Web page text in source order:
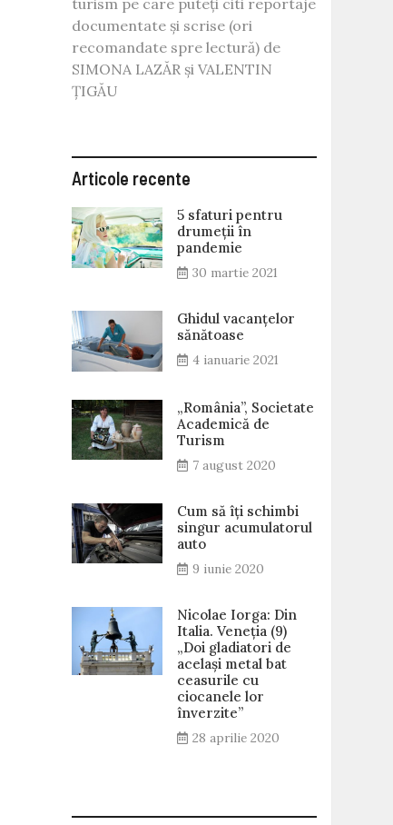
turism pe care puteți citi reportaje
documentate și scrise (ori
recomandate spre lectură) de
SIMONA LAZĂR și VALENTIN
ȚIGĂU
Articole recente
5 sfaturi pentru
drumeții în
pandemie
30 martie 2021
Ghidul vacanțelor
sănătoase
4 ianuarie 2021
„România”, Societate
Academică de
Turism
7 august 2020
Cum să îți schimbi
singur acumulatorul
auto
9 iunie 2020
Nicolae Iorga: Din
Italia. Veneţia (9)
„Doi gladiatori de
același metal bat
ceasurile cu
ciocanele lor
înverzite”
28 aprilie 2020